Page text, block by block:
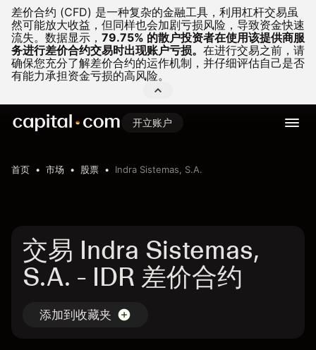
差价合约 (CFD) 是一种复杂的金融工具，利用杠杆交易虽
然可能放大收益，但同样也会加剧亏损风险，导致资金快速
流失。 数据显示， 79.75% 的散户投资者在使用该提供商服
务进行差价合约交易时出现账户亏损。 在进行交易之前，请
确保您充分了解差价合约的运作机制，并仔细评估自己是否
有能力承担资金亏损的高风险。
开立账户
首页 市场 股票 Indra Sistemas, S.A.
交易 Indra Sistemas,
S.A. - IDR 差价合约
添加到收藏夹